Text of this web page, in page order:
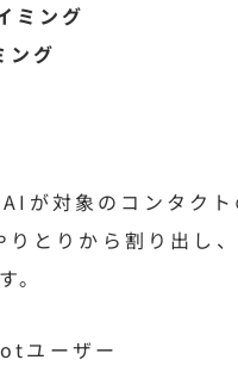
ミング
ング
が対象のコンタクト
とりから割り出し
。
ユーザー